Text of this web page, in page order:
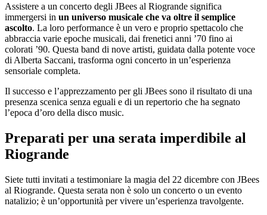
Assistere a un concerto degli JBees al Riogrande significa
immergersi in un universo musicale che va oltre il semplice
ascolto. La loro performance è un vero e proprio spettacolo che
abbraccia varie epoche musicali, dai frenetici anni ’70 fino ai
colorati ’90. Questa band di nove artisti, guidata dalla potente voce
di Alberta Saccani, trasforma ogni concerto in un’esperienza
sensoriale completa.
Il successo e l’apprezzamento per gli JBees sono il risultato di una
presenza scenica senza eguali e di un repertorio che ha segnato
l’epoca d’oro della disco music.
Preparati per una serata imperdibile al
Riogrande
Siete tutti invitati a testimoniare la magia del 22 dicembre con JBees
al Riogrande. Questa serata non è solo un concerto o un evento
natalizio; è un’opportunità per vivere un’esperienza travolgente.